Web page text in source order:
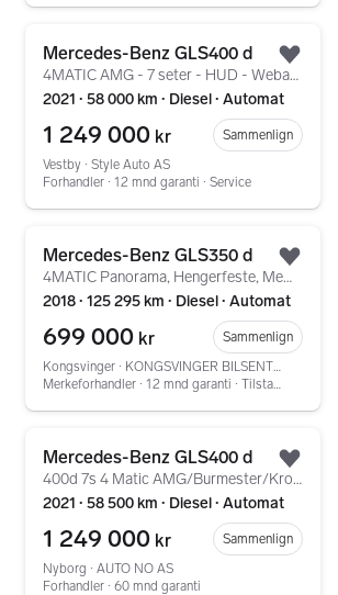
Mercedes-Benz GLS400 d
4MATIC AMG - 7 seter - HUD - Webasto - Burmester
2021 ∙ 58 000 km ∙ Diesel ∙ Automat
1 249 000 kr
Sammenlign
Vestby ∙ Style Auto AS
Forhandler ∙ 12 mnd garanti ∙ Service
Mercedes-Benz GLS350 d
4MATIC Panorama, Hengerfeste, Memory,
2018 ∙ 125 295 km ∙ Diesel ∙ Automat
699 000 kr
Sammenlign
Kongsvinger ∙ KONGSVINGER BILSENTER AS
Merkeforhandler ∙ 12 mnd garanti ∙ Tilstandsrapport
Mercedes-Benz GLS400 d
400d 7s 4 Matic AMG/Burmester/Krok/Panorama/ACC/Head up
2021 ∙ 58 500 km ∙ Diesel ∙ Automat
1 249 000 kr
Sammenlign
Nyborg ∙ AUTO NO AS
Forhandler ∙ 60 mnd garanti